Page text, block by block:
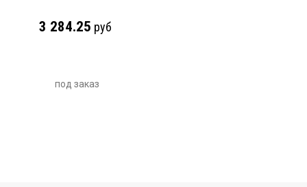
3 284.25 руб
под заказ